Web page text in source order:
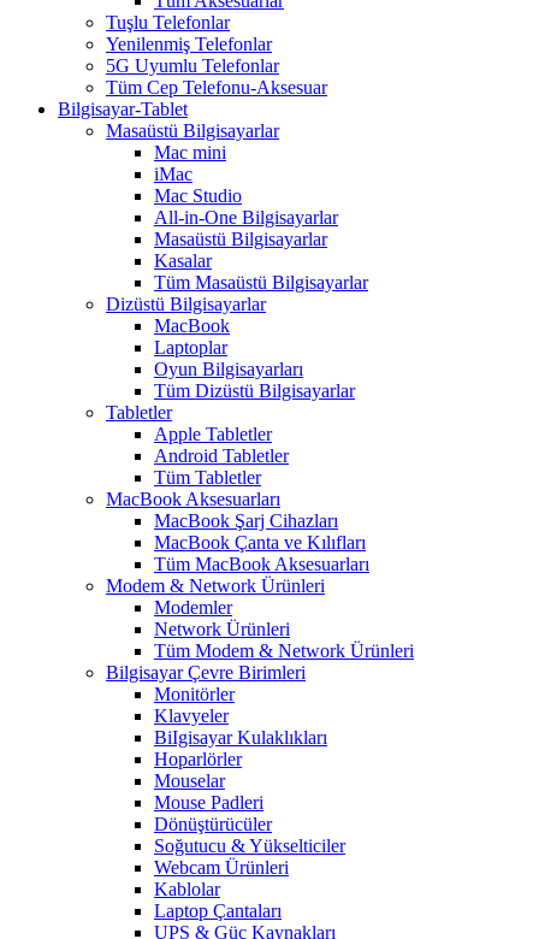
Tuşlu Telefonlar
Yenilenmiş Telefonlar
5G Uyumlu Telefonlar
Tüm Cep Telefonu-Aksesuar
Bilgisayar-Tablet
Masaüstü Bilgisayarlar
Mac mini
iMac
Mac Studio
All-in-One Bilgisayarlar
Masaüstü Bilgisayarlar
Kasalar
Tüm Masaüstü Bilgisayarlar
Dizüstü Bilgisayarlar
MacBook
Laptoplar
Oyun Bilgisayarları
Tüm Dizüstü Bilgisayarlar
Tabletler
Apple Tabletler
Android Tabletler
Tüm Tabletler
MacBook Aksesuarları
MacBook Şarj Cihazları
MacBook Çanta ve Kılıfları
Tüm MacBook Aksesuarları
Modem & Network Ürünleri
Modemler
Network Ürünleri
Tüm Modem & Network Ürünleri
Bilgisayar Çevre Birimleri
Monitörler
Klavyeler
BiIgisayar Kulaklıkları
Hoparlörler
Mouselar
Mouse Padleri
Dönüştürücüler
Soğutucu & Yükselticiler
Webcam Ürünleri
Kablolar
Laptop Çantaları
UPS & Güç Kaynakları